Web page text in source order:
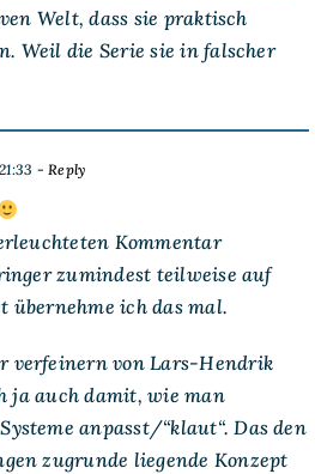
Welt, dass sie praktisch
Weil die Serie sie in falscher
- Reply
Kommentar
zumindest teilweise auf
übernehme ich das mal.
verfeinern von Lars-Hendrik
ja auch damit, wie man
anpasst/“klaut“. Das den
zugrunde liegende Konzept